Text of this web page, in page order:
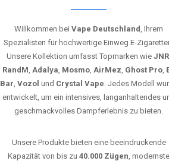
Willkommen bei Vape Deutschland, Ihrem
Spezialisten für hochwertige Einweg E-
Unsere Kollektion umfasst Topmarken wie JNR
RandM, Adalya, Mosmo, AirMez, Ghost Pro,
Bar, Vozol und Crystal Vape. Jedes Modell
entwickelt, um ein intensives, langanhaltendes
geschmackvolles Dampferlebnis zu bieten.
Unsere Produkte bieten eine beeindruckende
Kapazität von bis zu 40.000 Zügen, modernste